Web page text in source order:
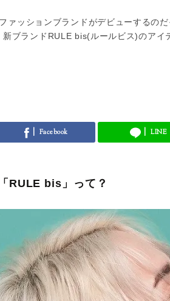
ァッションブランドがデビューするのだ
ブランドRULE bis(ルールビス)のアイ
Facebook LINE
RULE bis」って？